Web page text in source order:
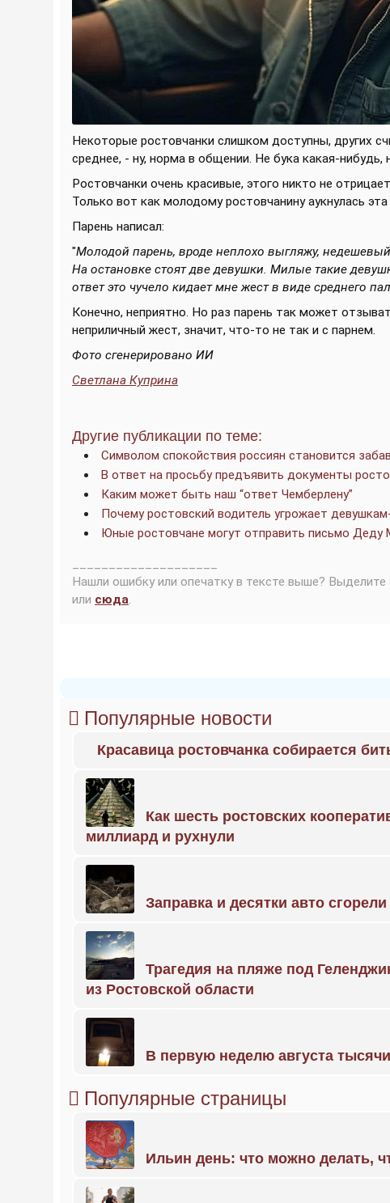
Некоторые ростовчанки слишком доступны, других
среднее, - ну, норма в общении. Не бука какая-нибудь,
Ростовчанки очень красивые, этого никто не
Только вот как молодому ростовчанину аукнулась
Парень написал:
"Молодой парень, вроде неплохо выгляжу,
На остановке стоят две девушки. Милые такие
ответ это чучело кидает мне жест в виде среднего
Конечно, неприятно. Но раз парень так может
неприличный жест, значит, что-то не так и с парнем.
Фото сгенерировано ИИ
Светлана Куприна
Другие публикации по теме:
Символом спокойствия россиян становится
В ответ на просьбу предъявить документы
Каким может быть наш “ответ Чемберлену”
Почему ростовский водитель угрожает
Юные ростовчане могут отправить письмо Деду
Нашли ошибку или опечатку в тексте выше?
или сюда.
Популярные новости
Красавица ростовчанка собирается
Как шесть ростовских
миллиард и рухнули
Заправка и десятки авто
Трагедия на пляже под
из Ростовской области
В первую неделю августа
Популярные страницы
Ильин день: что можно делать,